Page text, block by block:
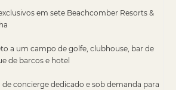
em sete Beachcomber Resorts &
a um campo de golfe, clubhouse, bar de
de barcos e hotel
de concierge dedicado e sob demanda para